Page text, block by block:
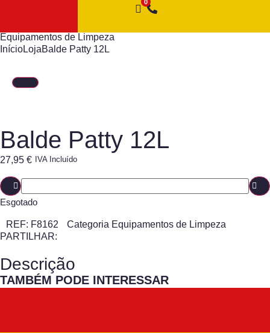
Equipamentos de Limpeza
InícioLojaBalde Patty 12L
Balde Patty 12L
27,95 € IVA Incluído
Esgotado
REF: F8162 Categoria Equipamentos de Limpeza
PARTILHAR:
Descrição
TAMBÉM PODE INTERESSAR